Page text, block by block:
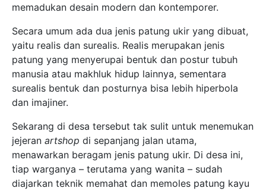
memadukan desain modern dan kontemporer.
Secara umum ada dua jenis patung ukir yang dibuat,
yaitu realis dan surealis. Realis merupakan jenis
patung yang menyerupai bentuk dan postur tubuh
manusia atau makhluk hidup lainnya, sementara
surealis bentuk dan posturnya bisa lebih hiperbola
dan imajiner.
Sekarang di desa tersebut tak sulit untuk menemukan
jejeran artshop di sepanjang jalan utama,
menawarkan beragam jenis patung ukir. Di desa ini,
tiap warganya – terutama yang wanita – sudah
diajarkan teknik memahat dan memoles patung kayu